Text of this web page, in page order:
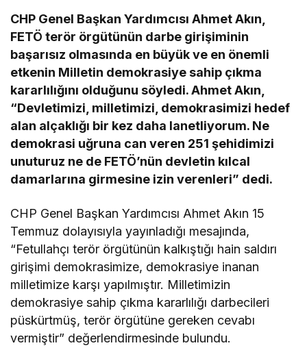
CHP Genel Başkan Yardımcısı Ahmet Akın,
FETÖ terör örgütünün darbe girişiminin
başarısız olmasında en büyük ve en önemli
etkenin Milletin demokrasiye sahip çıkma
kararlılığını olduğunu söyledi. Ahmet Akın,
“Devletimizi, milletimizi, demokrasimizi hedef
alan alçaklığı bir kez daha lanetliyorum. Ne
demokrasi uğruna can veren 251 şehidimizi
unuturuz ne de FETÖ’nün devletin kılcal
damarlarına girmesine izin verenleri” dedi.
CHP Genel Başkan Yardımcısı Ahmet Akın 15
Temmuz dolayısıyla yayınladığı mesajında,
“Fetullahçı terör örgütünün kalkıştığı hain saldırı
girişimi demokrasimize, demokrasiye inanan
milletimize karşı yapılmıştır. Milletimizin
demokrasiye sahip çıkma kararlılığı darbecileri
püskürtmüş, terör örgütüne gereken cevabı
vermiştir” değerlendirmesinde bulundu.